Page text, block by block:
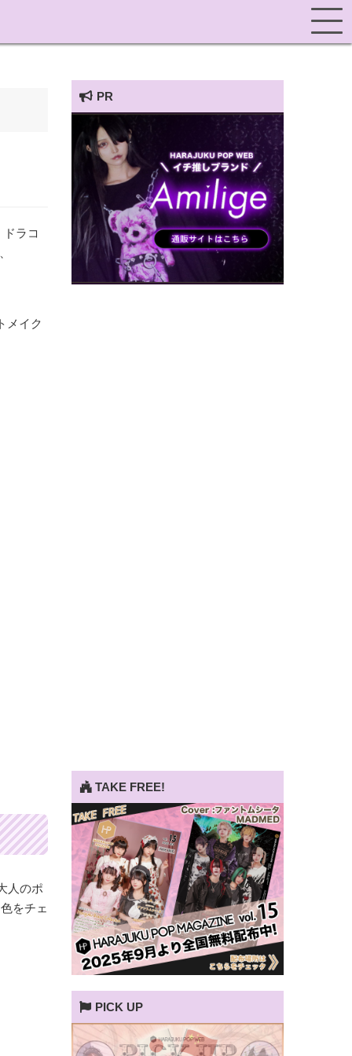
ラコ
メイク
人のポ
をチェ
PR
HARAJUKU POP TV
TAKE FREE!
PICK UP